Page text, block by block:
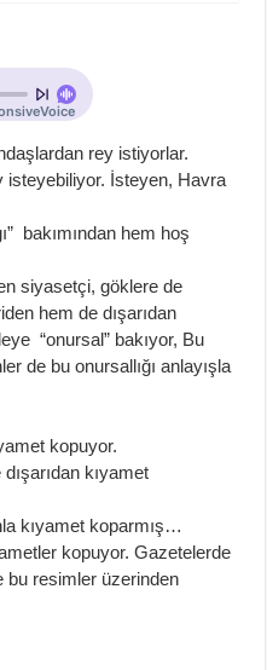
rey istiyorlar.
isteyebiliyor. İsteyen, Havra
bakımından hem hoş
siyasetçi, göklere de
hem de dışarıdan
“onursal” bakıyor, Bu
de bu onursallığı anlayışla
kopuyor.
kıyamet
kıyamet koparmış…
kopuyor. Gazetelerde
bu resimler üzerinden